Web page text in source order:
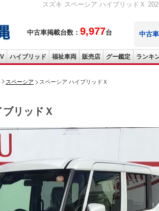
スズキ スペーシア ハイブリッドＸ
中古車掲載台数： 9,977台 中古車
ハイブリッド 福祉車両 販売店 グー鑑定 ランキ
スペーシア スペーシア ハイブリッドＸ
ブリッドＸ